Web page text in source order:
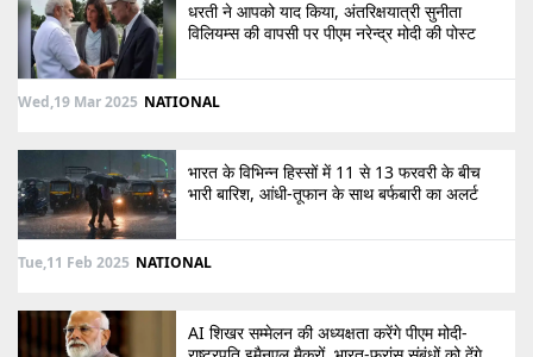
धरती ने आपको याद किया, अंतरिक्षयात्री सुनीता
विलियम्स की वापसी पर पीएम नरेन्द्र मोदी की पोस्ट
Wed,19 Mar 2025 NATIONAL
भारत के विभिन्न हिस्सों में 11 से 13 फरवरी के बीच
भारी बारिश, आंधी-तूफान के साथ बर्फबारी का अलर्ट
Tue,11 Feb 2025 NATIONAL
AI शिखर सम्मेलन की अध्यक्षता करेंगे पीएम मोदी-